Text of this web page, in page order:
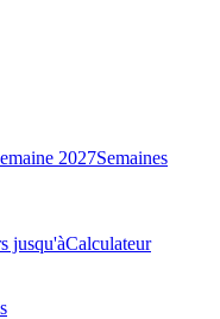
2027Semaines
jusqu'àCalculateur